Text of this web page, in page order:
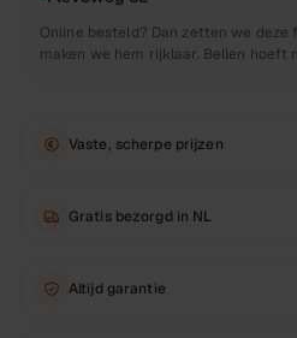
Online besteld? Dan zetten we
maken we hem rijklaar. Bellen hoeft
Vaste, scherpe prijzen
Gratis bezorgd in NL
Altijd garantie